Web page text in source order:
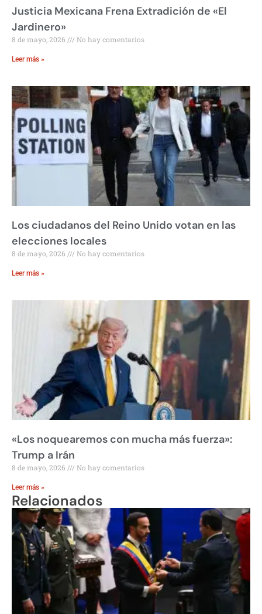
Justicia Mexicana Frena Extradición de «El
Jardinero»
8 de mayo, 2026 No hay comentarios
Leer más »
Los ciudadanos del Reino Unido votan en las
elecciones locales
8 de mayo, 2026 No hay comentarios
Leer más »
«Los noquearemos con mucha más fuerza»:
Trump a Irán
8 de mayo, 2026 No hay comentarios
Leer más »
Relacionados